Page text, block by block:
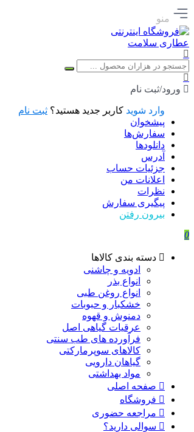
منو
ورود/ثبت نام
وارد شوید کاربر جدید هستید؟ ثبت نام
پیشخوان
سفارش‌ها
دانلودها
آدرس
جزئیات حساب
اعلانات من
نظرات
پیگیری سفارش
بیرون رفتن
0
دسته بندی کالاها
ادویه و چاشنی
انواع بذر
انواع روغن طبی
خشکبار و حبوبات
دمنوش و قهوه
عرقیات گیاهی اصل
فرآورده های طب سنتی
کالاهای سوپرمارکتی
گیاهان دارویی
مواد بهداشتی
صفحه اصلی
فروشگاه
مراجعه حضوری
سوالی دارید؟